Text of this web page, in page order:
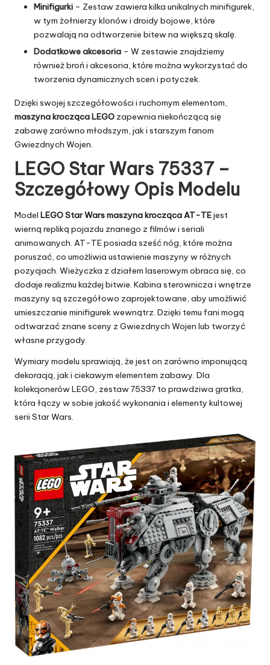
Minifigurki – Zestaw zawiera kilka unikalnych minifigurek,
w tym żołnierzy klonów i droidy bojowe, które
pozwalają na odtworzenie bitew na większą skalę.
Dodatkowe akcesoria – W zestawie znajdziemy
również broń i akcesoria, które można wykorzystać do
tworzenia dynamicznych scen i potyczek.
Dzięki swojej szczegółowości i ruchomym elementom,
maszyna krocząca LEGO zapewnia niekończącą się
zabawę zarówno młodszym, jak i starszym fanom
Gwiezdnych Wojen.
LEGO Star Wars 75337 –
Szczegółowy Opis Modelu
Model LEGO Star Wars maszyna krocząca AT-TEjest
wierną repliką pojazdu znanego z filmów i seriali
animowanych. AT-TE posiada sześć nóg, które można
poruszać, co umożliwia ustawienie maszyny w różnych
pozycjach. Wieżyczka z działem laserowym obraca się, co
dodaje realizmu każdej bitwie. Kabina sterownicza i wnętrze
maszyny są szczegółowo zaprojektowane, aby umożliwić
umieszczanie minifigurek wewnątrz. Dzięki temu fani mogą
odtwarzać znane sceny z Gwiezdnych Wojen lub tworzyć
własne przygody.
Wymiary modelu sprawiają, że jest on zarówno imponującą
dekoracją, jak i ciekawym elementem zabawy. Dla
kolekcjonerów LEGO, zestaw 75337 to prawdziwa gratka,
która łączy w sobie jakość wykonania i elementy kultowej
serii Star Wars.